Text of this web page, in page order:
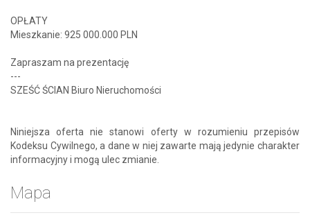
OPŁATY
Mieszkanie: 925 000.000 PLN
Zapraszam na prezentację
---
SZEŚĆ ŚCIAN Biuro Nieruchomości
Niniejsza oferta nie stanowi oferty w rozumieniu przepisów
Kodeksu Cywilnego, a dane w niej zawarte mają jedynie charakter
informacyjny i mogą ulec zmianie.
Mapa